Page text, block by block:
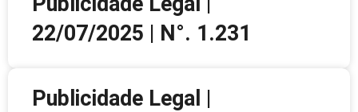
22/07/2025 | N°. 1.231
Publicidade Legal |